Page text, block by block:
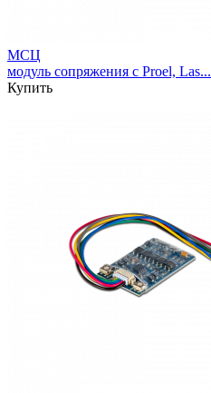
МСЦ
модуль сопряжения с Proel, Las...
Купить